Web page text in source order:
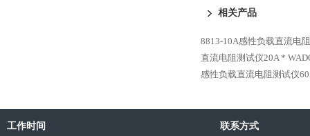
相关产品
8813-10A感性负载直流电
直流电阻测试仪20A *
感性负载直流电阻测试仪
工作时间 联系方式